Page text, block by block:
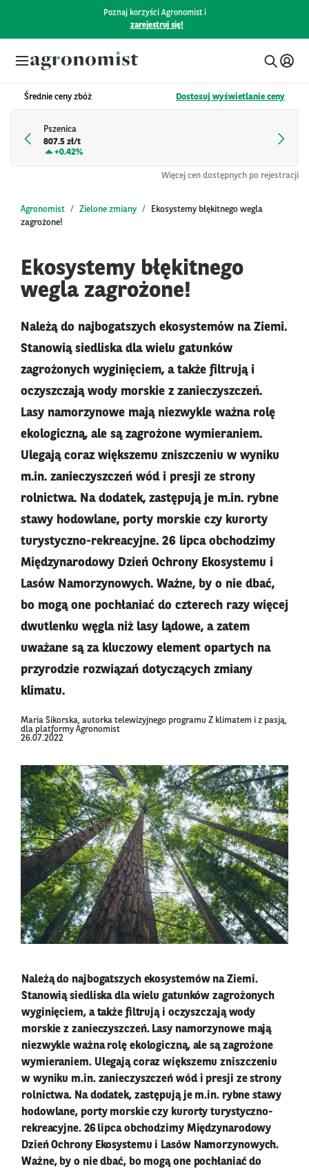
Poznaj korzyści Agronomist i
zarejestruj się!
Średnie ceny zbóż Dostosuj wyświetlanie ceny
Pszenica
807.5 zł/t
+0.42%
Więcej cen dostępnych po rejestracji
Agronomist Zielone zmiany
Ekosystemy błękitnego wegla
zagrożone!
Ekosystemy błękitnego
wegla zagrożone!
Należą do najbogatszych ekosystemów na Ziemi.
Stanowią siedliska dla wielu gatunków
zagrożonych wyginięciem, a także filtrują i
oczyszczają wody morskie z zanieczyszczeń.
Lasy namorzynowe mają niezwykle ważna rolę
ekologiczną, ale są zagrożone wymieraniem.
Ulegają coraz większemu zniszczeniu w wyniku
m.in. zanieczyszczeń wód i presji ze strony
rolnictwa. Na dodatek, zastępują je m.in. rybne
stawy hodowlane, porty morskie czy kurorty
turystyczno-rekreacyjne. 26 lipca obchodzimy
Międzynarodowy Dzień Ochrony Ekosystemu i
Lasów Namorzynowych. Ważne, by o nie dbać,
bo mogą one pochłaniać do czterech razy więcej
dwutlenku węgla niż lasy lądowe, a zatem
uważane są za kluczowy element opartych na
przyrodzie rozwiązań dotyczących zmiany
klimatu.
Maria Sikorska, autorka telewizyjnego programu Z klimatem i z pasją,
dla platformy Agronomist
26.07.2022
Należą do najbogatszych ekosystemów na Ziemi.
Stanowią siedliska dla wielu gatunków zagrożonych
wyginięciem, a także filtrują i oczyszczają wody
morskie z zanieczyszczeń. Lasy namorzynowe mają
niezwykle ważna rolę ekologiczną, ale są zagrożone
wymieraniem. Ulegają coraz większemu zniszczeniu
w wyniku m.in. zanieczyszczeń wód i presji ze strony
rolnictwa. Na dodatek, zastępują je m.in. rybne stawy
hodowlane, porty morskie czy kurorty turystyczno-
rekreacyjne. 26 lipca obchodzimy Międzynarodowy
Dzień Ochrony Ekosystemu i Lasów Namorzynowych.
Ważne, by o nie dbać, bo mogą one pochłaniać do